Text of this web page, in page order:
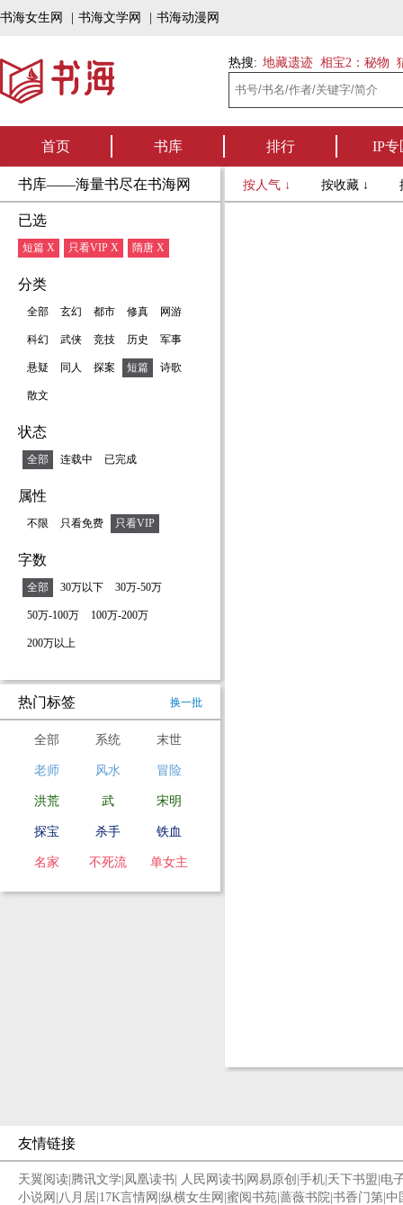
书海女生网 书海文学网 书海动漫网
热搜: 地藏遗迹 相宝2：秘物
首页 书库 排行 IP专
书库——海量书尽在书海网
已选
短篇 X 只看VIP X 隋唐 X
分类
全部 玄幻 都市 修真 网游
科幻 武侠 竞技 历史 军事
悬疑 同人 探案 短篇 诗歌
散文
状态
全部 连载中 已完成
属性
不限 只看免费 只看VIP
字数
全部 30万以下 30万-50万
50万-100万 100万-200万
200万以上
热门标签 换一批
全部 系统 末世
老师 风水 冒险
洪荒 武 宋明
探宝 杀手 铁血
名家 不死流 单女主
按人气 ↓ 按收藏 ↓
友情链接
天翼阅读 腾讯文学 凤凰读书 人民网读书 网易原创 手机 天下书盟 电
小说网 八月居 17K言情网 纵横女生网 蜜阅书苑 蔷薇书院 书香门第 中